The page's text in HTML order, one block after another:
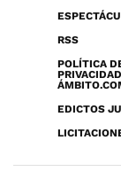
RSS
POLÍTICA
EDICTOS